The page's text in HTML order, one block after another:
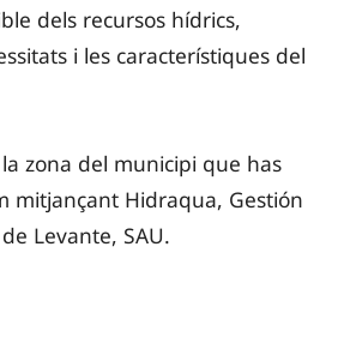
dels recursos hídrics,
i les característiques del
zona del municipi que has
mitjançant Hidraqua, Gestión
Levante, SAU.